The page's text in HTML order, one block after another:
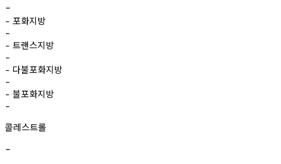
-
- 포화지방
-
- 트랜스지방
-
- 다불포화지방
-
- 불포화지방
-
콜레스트롤
-